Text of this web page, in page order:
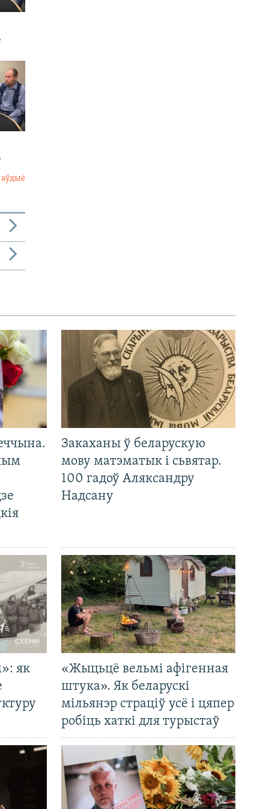
аўдыё
Закаханы ў беларускую
мову матэматык і сьвятар.
100 гадоў Аляксандру
Надсану
як
«Жыцьцё вельмі афігенная
штука». Як беларускі
мільянэр страціў усё і цяпер
робіць хаткі для турыстаў